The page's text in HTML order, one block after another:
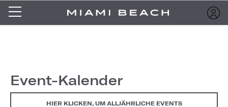
Event-Kalender
HIER KLICKEN, UM ALLJÄHRLICHE EVENTS